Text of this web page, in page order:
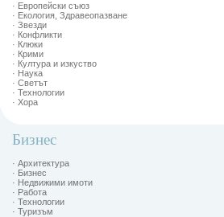
· Европейски съюз
· Екология, Здравеопазване
· Звезди
· Конфликти
· Клюки
· Крими
· Култура и изкуство
· Наука
· Светът
· Технологии
· Хора
Бизнес
· Архитектура
· Бизнес
· Недвижими имоти
· Работа
· Технологии
· Туризъм